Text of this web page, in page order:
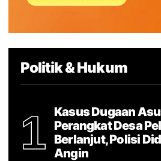
Politik & Hukum
1
Kasus Dugaan
Perangkat Desa
Berlanjut, Polisi
Angin